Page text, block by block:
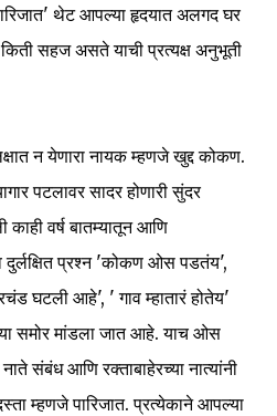
थेट आपल्या हृदयात अलगद घर
सहज असते याची प्रत्यक्ष अनुभूती
न येणारा नायक म्हणजे खुद्द कोकण.
पटलावर सादर होणारी सुंदर
वर्ष बातम्यातून आणि
दुर्लक्षित प्रश्न 'कोकण ओस पडतंय',
घटली आहे', ' गाव म्हातारं होतेय'
समोर मांडला जात आहे. याच ओस
संबंध आणि रक्ताबाहेरच्या नात्यांनी
म्हणजे पारिजात. प्रत्येकाने आपल्या